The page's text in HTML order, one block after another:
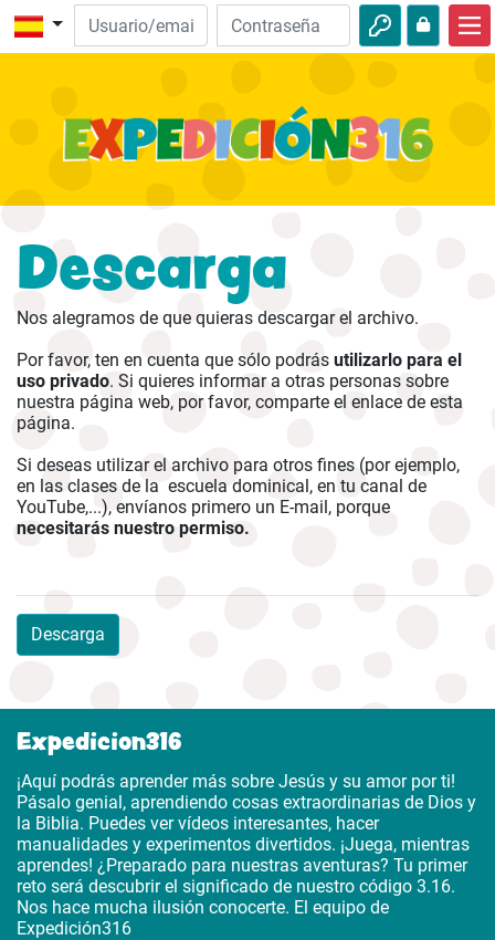
Descubre la Biblia
Naturaleza
Aventuras
Actividades
Descarga
Nos alegramos de que quieras descargar el archivo.
Por favor, ten en cuenta que sólo podrás utilizarlo para el
uso privado. Si quieres informar a otras personas sobre
nuestra página web, por favor, comparte el enlace de esta
página.
Si deseas utilizar el archivo para otros fines (por ejemplo,
en las clases de la escuela dominical, en tu canal de
YouTube,...), envíanos primero un E-mail, porque
necesitarás nuestro permiso.
Descarga
Expedicion316
¡Aquí podrás aprender más sobre Jesús y su amor por ti!
Pásalo genial, aprendiendo cosas extraordinarias de Dios y
la Biblia. Puedes ver vídeos interesantes, hacer
manualidades y experimentos divertidos. ¡Juega, mientras
aprendes! ¿Preparado para nuestras aventuras? Tu primer
reto será descubrir el significado de nuestro código 3.16.
Nos hace mucha ilusión conocerte. El equipo de
Expedición316